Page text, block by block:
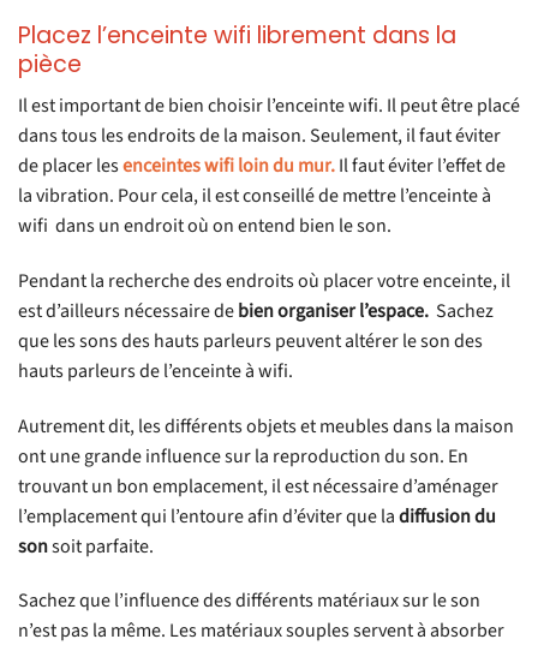
Placez l’enceinte wifi librement dans la
pièce
Il est important de bien choisir l’enceinte wifi. Il peut être placé
dans tous les endroits de la maison. Seulement, il faut éviter
de placer lesenceintes wifi loin du mur.Il faut éviter l’effet de
la vibration. Pour cela, il est conseillé de mettre l’enceinte à
wifi dans un endroit où on entend bien le son.
Pendant la recherche des endroits où placer votre enceinte, il
est d’ailleurs nécessaire debien organiser l’espace. Sachez
que les sons des hauts parleurs peuvent altérer le son des
hauts parleurs de l’enceinte à wifi.
Autrement dit, les différents objets et meubles dans la maison
ont une grande influence sur la reproduction du son. En
trouvant un bon emplacement, il est nécessaire d’aménager
l’emplacement qui l’entoure afin d’éviter que ladiffusion du
sonsoit parfaite.
Sachez que l’influence des différents matériaux sur le son
n’est pas la même. Les matériaux souples servent à absorber